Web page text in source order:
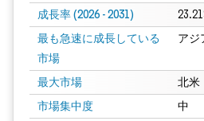
成長率 (2026 - 2031)
最も急速に成長している
市場
アジ
最大市場 北米
市場集中度 中